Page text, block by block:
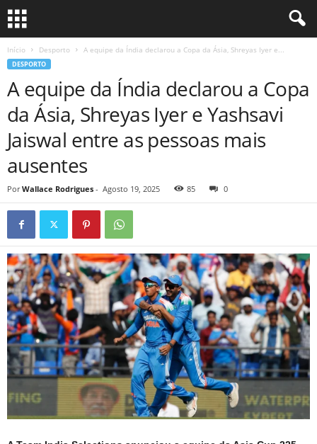
Início Desporto A equipe da Índia declarou a Copa da Ásia, Shreyas Iyer e...
DESPORTO
A equipe da Índia declarou a Copa
da Ásia, Shreyas Iyer e Yashsavi
Jaiswal entre as pessoas mais
ausentes
Por Wallace Rodrigues - Agosto 19, 2025 85 0